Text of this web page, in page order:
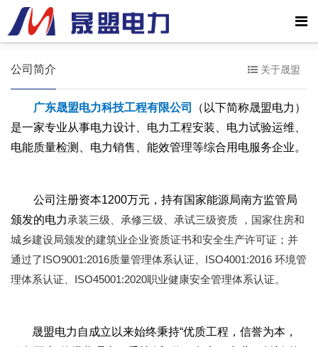
公司简介 关于晟盟
广东晟盟电力科技工程有限公司
（以下简称晟盟电力）
是一家专业从事电力设计、电力工程安装、电力试验运维、
电能质量检测、电力销售、能效管理等综合用电服务企业。
公司注册资本1200万元，持有国家能源局南方监管局
颁发的电力承装三级、承修三级、承试三级资质 ，国家住房和
城乡建设局颁发的建筑业企业资质证书和安全生产许可证；并
通过了ISO9001:2016质量管理体系认证、ISO4001:2016 环境管
理体系认证、ISO45001:2020职业健康安全管理体系认证。
晟盟电力自成立以来始终秉持“优质工程，信誉为本，